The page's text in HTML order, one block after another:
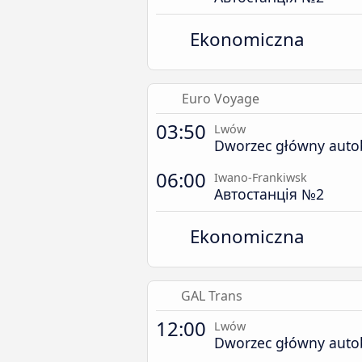
Ekonomiczna
Euro Voyage
03:50 Lwów
Dworzec główny
06:00 Iwano-Frankiwsk
Автостанція №2
Ekonomiczna
GAL Trans
12:00 Lwów
Dworzec główny